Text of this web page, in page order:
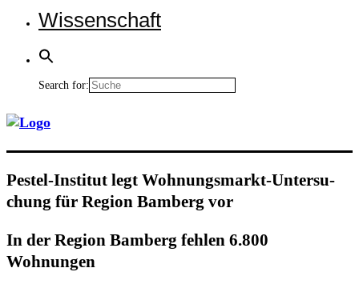
Wis­sen­schaft
Search for:
Pest­el-Insti­tut legt Woh­nungs­markt-Unter­su­
chung für Regi­on Bam­berg vor
In der Regi­on Bam­berg feh­len 6.800
Wohnungen